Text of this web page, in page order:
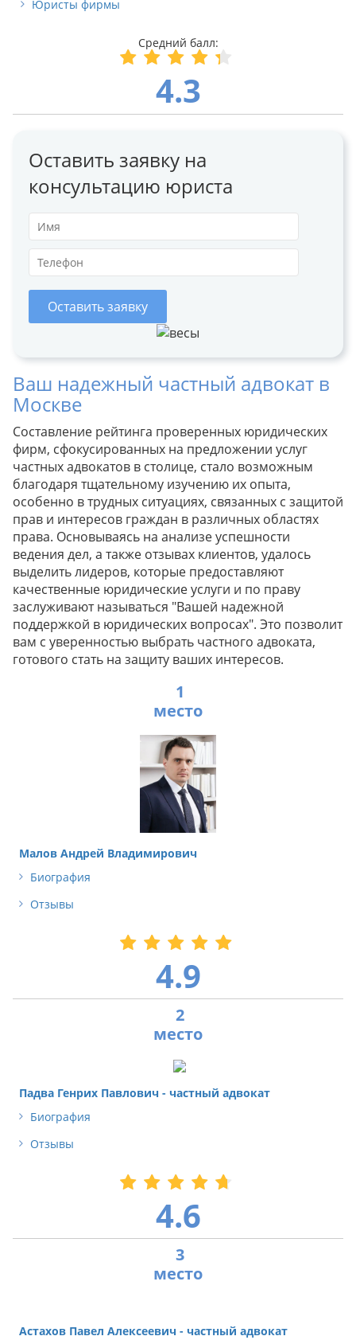
Юристы фирмы
4.3
Оставить заявку на
консультацию юриста
Оставить заявку
Ваш надежный частный адвокат в
Москве
Составление рейтинга проверенных юридических
фирм, сфокусированных на предложении услуг
частных адвокатов в столице, стало возможным
благодаря тщательному изучению их опыта,
особенно в трудных ситуациях, связанных с защитой
прав и интересов граждан в различных областях
права. Основываясь на анализе успешности
ведения дел, а также отзывах клиентов, удалось
выделить лидеров, которые предоставляют
качественные юридические услуги и по праву
заслуживают называться "Вашей надежной
поддержкой в юридических вопросах". Это позволит
вам с уверенностью выбрать частного адвоката,
готового стать на защиту ваших интересов.
1
Малов Андрей Владимирович
Биография
Отзывы
4.9
2
Падва Генрих Павлович - частный адвокат
Биография
Отзывы
4.6
3
Астахов Павел Алексеевич - частный адвокат